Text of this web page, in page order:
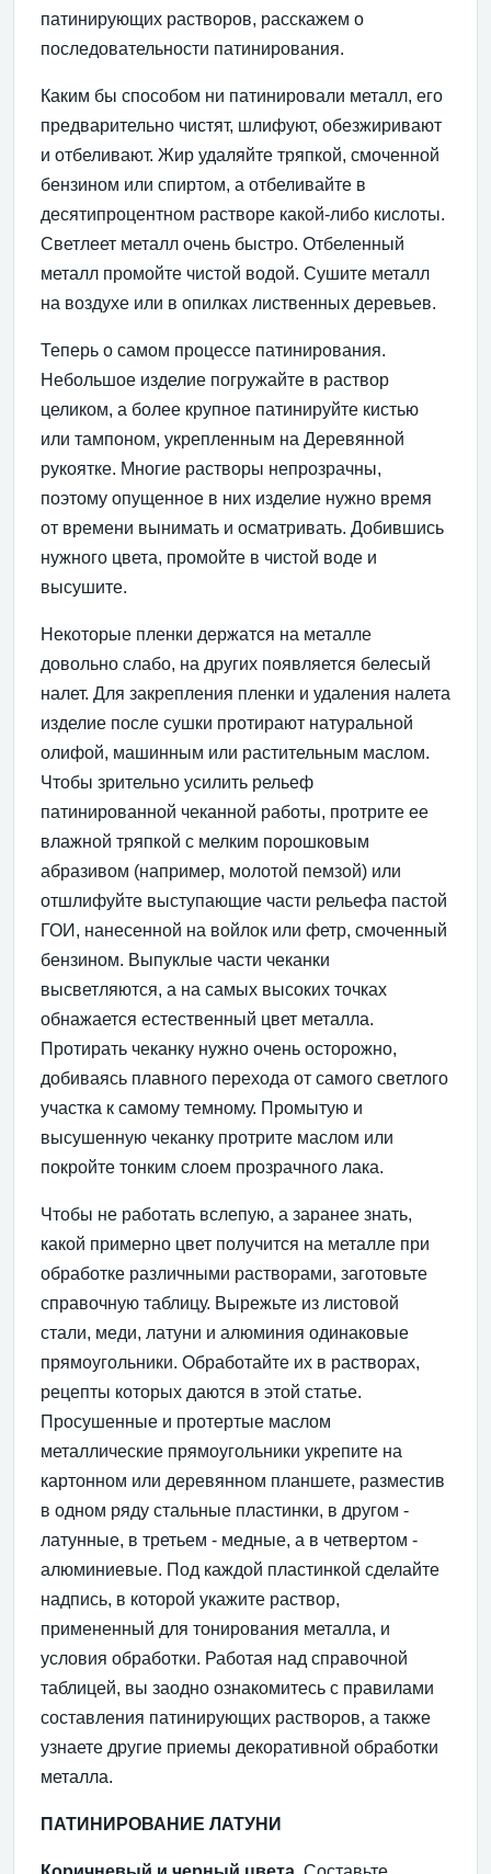
патинирующих растворов, расскажем о
последовательности патинирования.
Каким бы способом ни патинировали металл, его
предварительно чистят, шлифуют, обезжиривают
и отбеливают. Жир удаляйте тряпкой, смоченной
бензином или спиртом, а отбеливайте в
десятипроцентном растворе какой-либо кислоты.
Светлеет металл очень быстро. Отбеленный
металл промойте чистой водой. Сушите металл
на воздухе или в опилках лиственных деревьев.
Теперь о самом процессе патинирования.
Небольшое изделие погружайте в раствор
целиком, а более крупное патинируйте кистью
или тампоном, укрепленным на Деревянной
рукоятке. Многие растворы непрозрачны,
поэтому опущенное в них изделие нужно время
от времени вынимать и осматривать. Добившись
нужного цвета, промойте в чистой воде и
высушите.
Некоторые пленки держатся на металле
довольно слабо, на других появляется белесый
налет. Для закрепления пленки и удаления налета
изделие после сушки протирают натуральной
олифой, машинным или растительным маслом.
Чтобы зрительно усилить рельеф
патинированной чеканной работы, протрите ее
влажной тряпкой с мелким порошковым
абразивом (например, молотой пемзой) или
отшлифуйте выступающие части рельефа пастой
ГОИ, нанесенной на войлок или фетр, смоченный
бензином. Выпуклые части чеканки
высветляются, а на самых высоких точках
обнажается естественный цвет металла.
Протирать чеканку нужно очень осторожно,
добиваясь плавного перехода от самого светлого
участка к самому темному. Промытую и
высушенную чеканку протрите маслом или
покройте тонким слоем прозрачного лака.
Чтобы не работать вслепую, а заранее знать,
какой примерно цвет получится на металле при
обработке различными растворами, заготовьте
справочную таблицу. Вырежьте из листовой
стали, меди, латуни и алюминия одинаковые
прямоугольники. Обработайте их в растворах,
рецепты которых даются в этой статье.
Просушенные и протертые маслом
металлические прямоугольники укрепите на
картонном или деревянном планшете, разместив
в одном ряду стальные пластинки, в другом -
латунные, в третьем - медные, а в четвертом -
алюминиевые. Под каждой пластинкой сделайте
надпись, в которой укажите раствор,
примененный для тонирования металла, и
условия обработки. Работая над справочной
таблицей, вы заодно ознакомитесь с правилами
составления патинирующих растворов, а также
узнаете другие приемы декоративной обработки
металла.
ПАТИНИРОВАНИЕ ЛАТУНИ